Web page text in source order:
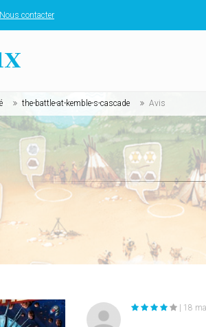
Nous contacter
the-battle-at-kemble-s-cascade Avis
| 18